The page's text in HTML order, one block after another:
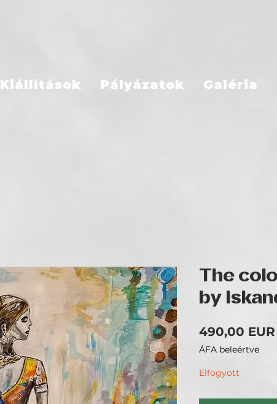
Kiállítások Pályázatok Galéria
The
by
490,00 EUR
ÁFA beleértve
Elfogyott